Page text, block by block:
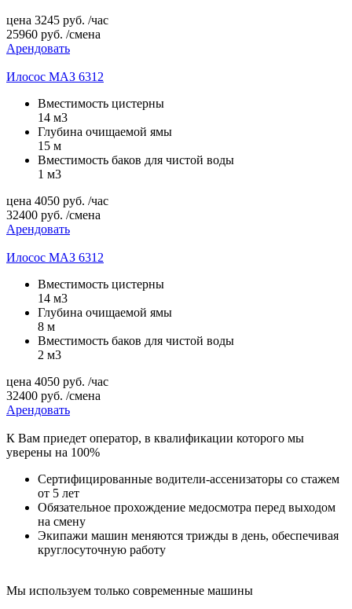
цена 3245 руб. /час
25960 руб. /смена
Арендовать
Илосос МАЗ 6312
Вместимость цистерны
14 м3
Глубина очищаемой ямы
15 м
Вместимость баков для чистой воды
1 м3
цена 4050 руб. /час
32400 руб. /смена
Арендовать
Илосос МАЗ 6312
Вместимость цистерны
14 м3
Глубина очищаемой ямы
8 м
Вместимость баков для чистой воды
2 м3
цена 4050 руб. /час
32400 руб. /смена
Арендовать
К Вам приедет оператор, в квалификации которого мы
уверены на 100%
Сертифицированные водители-ассенизаторы со стажем
от 5 лет
Обязательное прохождение медосмотра перед выходом
на смену
Экипажи машин меняются трижды в день, обеспечивая
круглосуточную работу
Мы используем только современные машины